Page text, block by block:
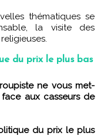
thématiques se
la visite des
du prix le plus bas
aux casseurs de
du prix le plus